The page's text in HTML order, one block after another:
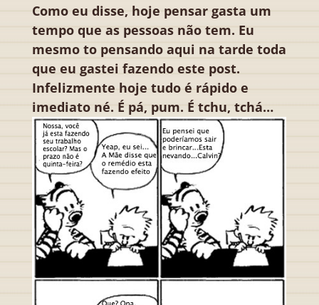
Como eu disse, hoje pensar gasta um
tempo que as pessoas não tem. Eu
mesmo to pensando aqui na tarde toda
que eu gastei fazendo este post.
Infelizmente hoje tudo é rápido e
imediato né. É pá, pum. É tchu, tchá…